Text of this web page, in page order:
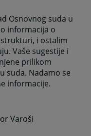
Osnovnog suda u
informacija o
i ostalim
Vaše sugestije i
prilikom
suda. Nadamo se
informacije.
Varoši